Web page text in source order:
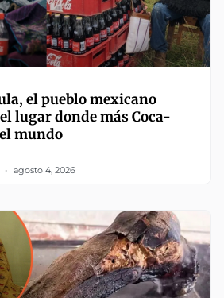
el pueblo mexicano
lugar donde más Coca-
mundo
agosto 4, 2026